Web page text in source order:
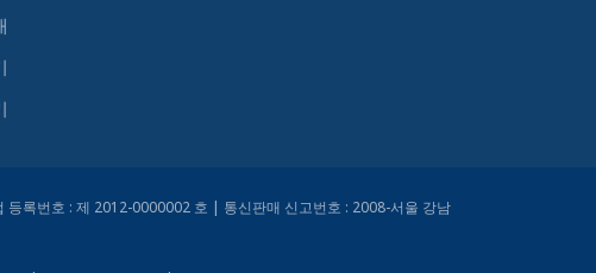
록번호 : 제 2012-0000002 호 | 통신판매 신고번호 : 2008-서울 강남